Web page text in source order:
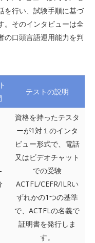
を行い、試験手順に基づ
。そのインタビューは全
の口頭言語運用能力を判
テストの説明
資格を持ったテスタ
ーが1対１のインタ
ビュー形式で、電話
又はビデオチャット
での受験
ACTFL/CEFR/ILRい
ずれかの1つの基準
で、ACTFLの名義で
証明書を発行しま
す。